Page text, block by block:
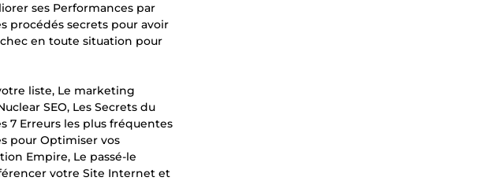
ses Performances par
procédés secrets pour avoir
en toute situation pour
liste, Le marketing
SEO, Les Secrets du
7 Erreurs les plus fréquentes
pour Optimiser vos
Empire, Le passé-le
votre Site Internet et